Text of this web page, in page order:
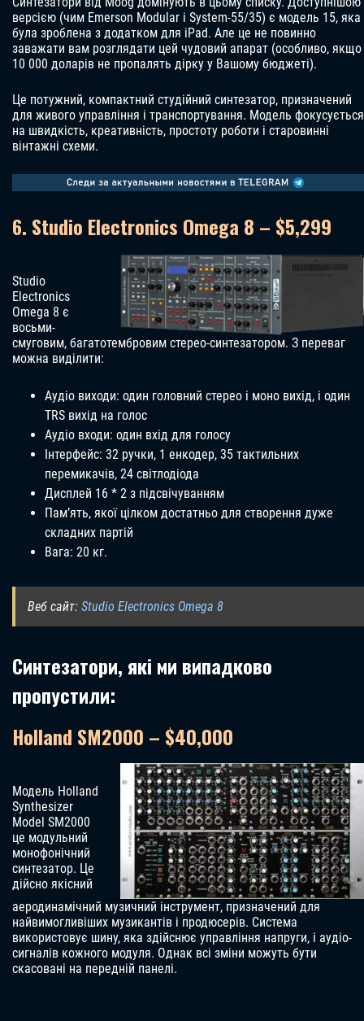
версією (чим Emerson Modular і System-55/35) є модель 15, яка
була зроблена з додатком для iPad. Але це не повинно
заважати вам розглядати цей чудовий апарат (особливо, якщо
10 000 доларів не пропалять дірку у Вашому бюджеті).
Це потужний, компактний студійний синтезатор, призначений
для живого управління і транспортування. Модель фокусується
на швидкість, креативність, простоту роботи і старовинні
вінтажні схеми.
6. Studio Electronics Omega 8 – $5,299
Studio
Electronics
Omega 8 є
восьми-
смуговим, багатотембровим стерео-синтезатором. З переваг
можна виділити:
Аудіо виходи: один головний стерео і моно вихід, і один
TRS вихід на голос
Аудіо входи: один вхід для голосу
Інтерфейс: 32 ручки, 1 енкодер, 35 тактильних
перемикачів, 24 світлодіода
Дисплей 16 * 2 з підсвічуванням
Пам’ять, якої цілком достатньо для створення дуже
складних партій
Вага: 20 кг.
Веб сайт: Studio Electronics Omega 8
Синтезатори, які ми випадково
пропустили:
Holland SM2000 – $40,000
Модель Holland
Synthesizer
Model SM2000
це модульний
монофонічний
синтезатор. Це
дійсно якісний
аеродинамічний музичний інструмент, призначений для
найвимогливіших музикантів і продюсерів. Система
використовує шину, яка здійснює управління напруги, і аудіо-
сигналів кожного модуля. Однак всі зміни можуть бути
скасовані на передній панелі.